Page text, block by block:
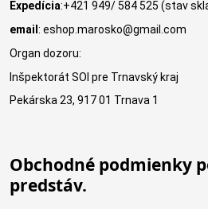
Expedícia:+421 949/ 584 525 (stav
email : eshop.marosko@gmail.com
Organ dozoru:
Inšpektorát SOI pre Trnavský kraj
Pekárska 23, 917 01 Trnava 1
Obchodné podmienky
predstáv.